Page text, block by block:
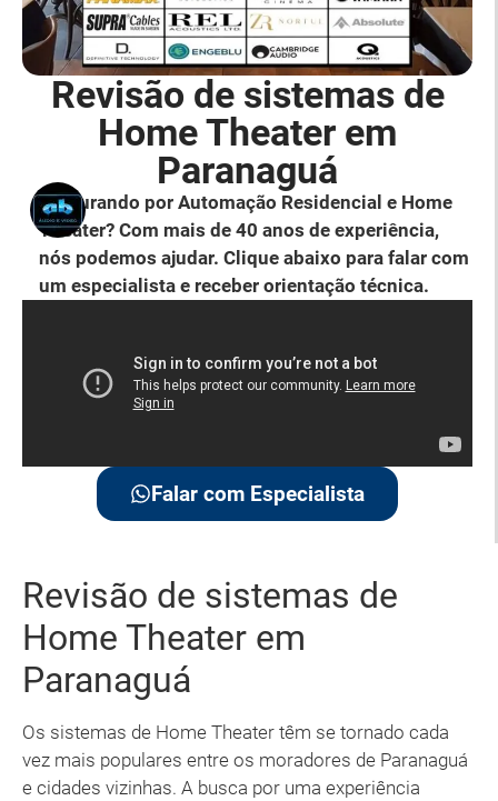
Revisão de sistemas de
Home Theater em
Paranaguá
Procurando por Automação Residencial e Home
Theater? Com mais de 40 anos de experiência,
nós podemos ajudar. Clique abaixo para falar com
um especialista e receber orientação técnica.
Falar com Especialista
Revisão de sistemas de
Home Theater em
Paranaguá
Os sistemas de Home Theater têm se tornado cada
vez mais populares entre os moradores de Paranaguá
e cidades vizinhas. A busca por uma experiência